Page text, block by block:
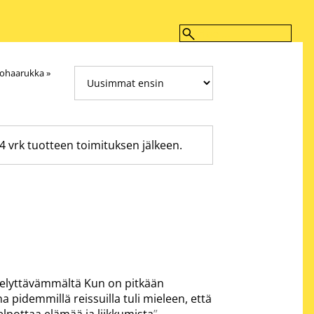
‪»
vrk tuotteen toimituksen jälkeen.
Kun on pitkään
pidemmillä reissuilla tuli mieleen, että